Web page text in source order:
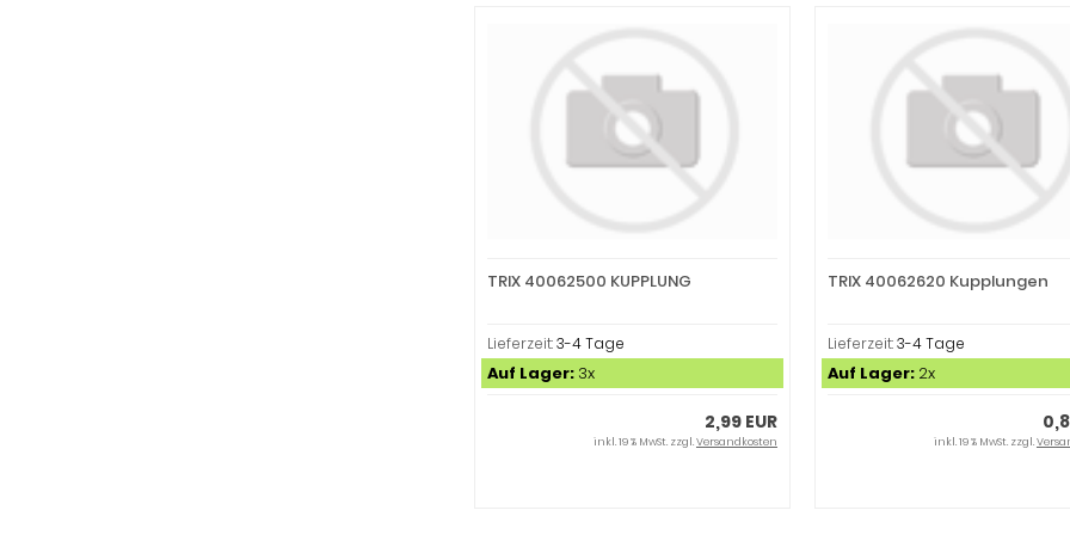
TRIX 40062500 KUPPLUNG
Lieferzeit:3-4 Tage
Auf Lager: 3x
2,99 EUR
inkl. 19 % MwSt. zzgl.Versandkosten
TRIX 40062620 Kupplungen
Lieferzeit:3-4 Tage
Auf Lager:2x
inkl. 19 % MwSt. zzgl.